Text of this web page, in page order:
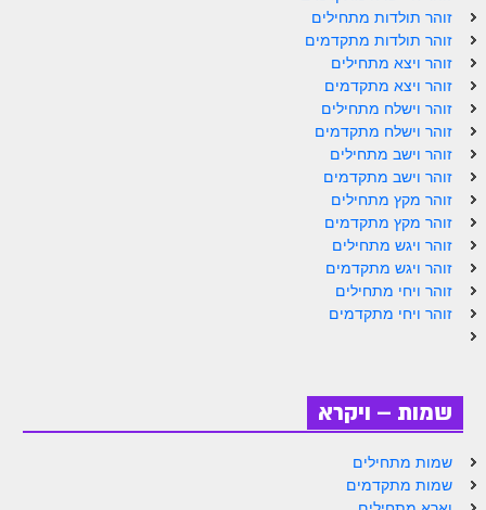
ספר הזוהר ויצא מתחילים
ספר הזוהר ויצא מתקדמים
ספר הזוהר וישלח מתחילים
הזוהר הקדוש וישלח מתקדמים
הזוהר הקדוש וישב מתחילים
הזוהר הקדוש וישב מתקדמים
הזוהר הקדוש מקץ מתחילים
הזוהר הקדוש ויגש מתקדמים
הזוהר הקדוש ויחי מתחילים
זוהר תולדות מתחילים
זוהר תולדות מתקדמים
זוהר ויצא מתחילים
זוהר ויצא מתקדמים
זוהר וישלח מתחילים
זוהר וישלח מתקדמים
זוהר וישב מתחילים
זוהר וישב מתקדמים
זוהר מקץ מתחילים
זוהר מקץ מתקדמים
זוהר ויגש מתחילים
זוהר ויגש מתקדמים
זוהר ויחי מתחילים
זוהר ויחי מתקדמים
שמות – ויקרא
שמות מתחילים
שמות מתקדמים